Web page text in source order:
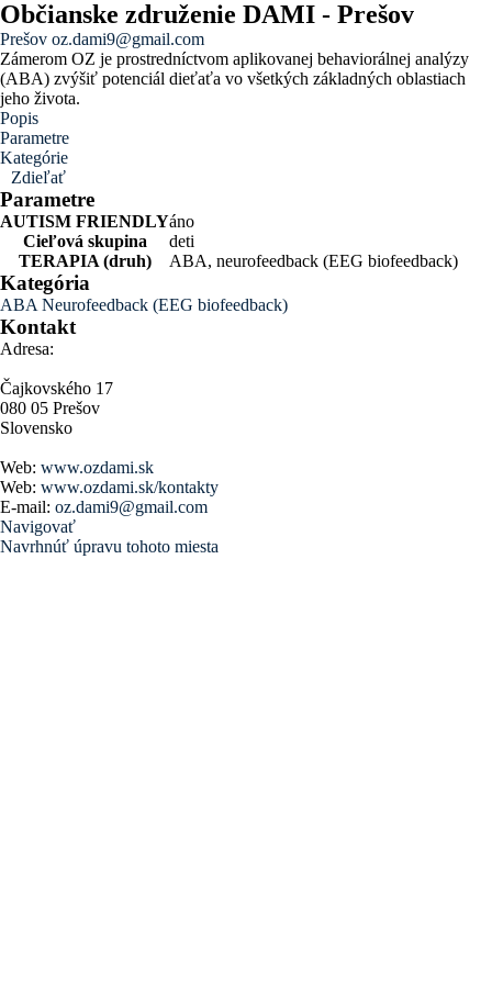
Občianske združenie DAMI - Prešov
Prešov oz.dami9@gmail.com
Zámerom OZ je prostredníctvom aplikovanej behaviorálnej analýzy
(ABA) zvýšiť potenciál dieťaťa vo všetkých základných oblastiach
jeho života.
Popis
Parametre
Kategórie
Zdieľať
Parametre
AUTISM FRIENDLYáno
Cieľová skupina
deti
TERAPIA (druh)
ABA, neurofeedback (EEG biofeedback)
Kategória
ABA Neurofeedback (EEG biofeedback)
Kontakt
Adresa:
Čajkovského 17
080 05 Prešov
Slovensko
Web: www.ozdami.sk
Web: www.ozdami.sk/kontakty
E-mail: oz.dami9@gmail.com
Navigovať
Navrhnúť úpravu tohoto miesta